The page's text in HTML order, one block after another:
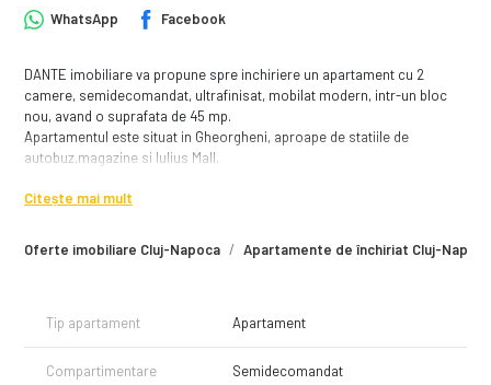
Oferte imobiliare Cluj-Napoca Apartamente de închiriat Cluj-Napoca
WhatsApp Facebook
DANTE imobiliare va propune spre inchiriere un apartament cu 2
camere, semidecomandat, ultrafinisat, mobilat modern, intr-un bloc
nou, avand o suprafata de 45 mp.
Apartamentul este situat in Gheorgheni, aproape de statiile de
autobuz,magazine si Iulius Mall.
Apartamentul este situat la parterul unui bloc cu 2 etaje si este
conditionat
- dormitor cu pat matrimonial si dressing generos
Separat, se poate inchiria un loc de parcare pentru 50 euro/luna!
Citește mai mult
Tip apartament Apartament
Compartimentare Semidecomandat